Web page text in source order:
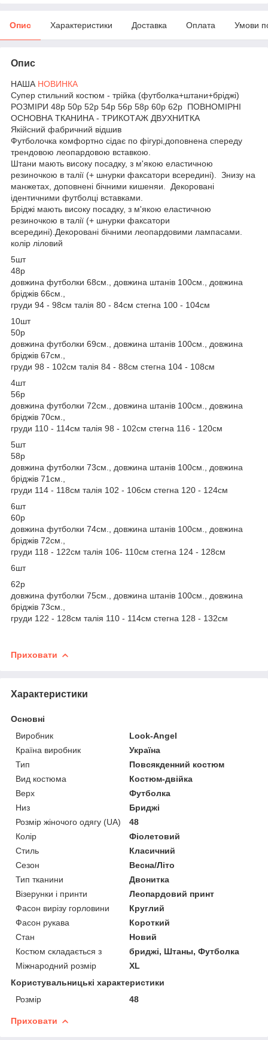
Опис Характеристики Доставка Оплата Умови
Опис
НАША НОВИНКА
Супер стильний костюм - трійка (футболка+штани+бріджі)
РОЗМІРИ 48р 50р 52р 54р 56р 58р 60р 62р ПОВНОМІРНІ
ОСНОВНА ТКАНИНА - ТРИКОТАЖ ДВУХНИТКА
Якійсний фабричний відшив
Футболочка комфортно сідає по фігурі,доповнена спереду
трендовою леопардовою вставкою.
Штани мають високу посадку, з м'якою еластичною
резиночкою в талії (+ шнурки факсатори всередині). Знизу на
манжетах, доповнені бічними кишеняи. Декоровані
ідентичними футболці вставками.
Бріджі мають високу посадку, з м'якою еластичною
резиночкою в талії (+ шнурки факсатори
всередині).Декоровані бічними леопардовими лампасами.
колір ліловий
5шт
48р
довжина футболки 68см., довжина штанів 100см., довжина
бріджів 66см.,
груди 94 - 98см талія 80 - 84см стегна 100 - 104см
10шт
50р
довжина футболки 69см., довжина штанів 100см., довжина
бріджів 67см.,
груди 98 - 102см талія 84 - 88см стегна 104 - 108см
4шт
56р
довжина футболки 72см., довжина штанів 100см., довжина
бріджів 70см.,
груди 110 - 114см талія 98 - 102см стегна 116 - 120см
5шт
58р
довжина футболки 73см., довжина штанів 100см., довжина
бріджів 71см.,
груди 114 - 118см талія 102 - 106см стегна 120 - 124см
6шт
60р
довжина футболки 74см., довжина штанів 100см., довжина
бріджів 72см.,
груди 118 - 122см талія 106- 110см стегна 124 - 128см
6шт
62р
довжина футболки 75cм., довжина штанів 100см., довжина
бріджів 73см.,
груди 122 - 128см талія 110 - 114см стегна 128 - 132см
Приховати
Характеристики
Основні
Виробник
Look-Angel
Країна виробник
Україна
Тип
Повсякденний костюм
Вид костюма
Костюм-двійка
Верх
Футболка
Низ
Бриджі
Розмір жіночого одягу (UA)
48
Колір
Фіолетовий
Стиль
Класичний
Сезон
Весна/Літо
Тип тканини
Двонитка
Візерунки і принти
Леопардовий принт
Фасон вирізу горловини
Круглий
Фасон рукава
Короткий
Стан
Новий
Костюм складається з
бриджі, Штаны, Футболка
Міжнародний розмір
XL
Користувальницькі характеристики
Розмір
48
Приховати